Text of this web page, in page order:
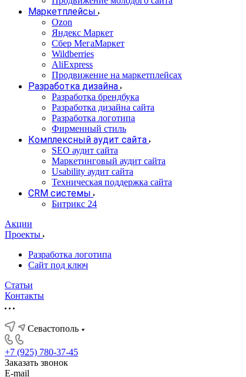
Маркетплейсы
Ozon
Яндекс Маркет
Сбер МегаМаркет
Wildberries
AliExpress
Продвижение на маркетплейсах
Разработка дизайна
Разработка брендбука
Разработка дизайна сайта
Разработка логотипа
Фирменный стиль
Комплексный аудит сайта
SEO аудит сайта
Маркетинговый аудит сайта
Usability аудит сайта
Техническая поддержка сайта
CRM системы
Битрикс 24
Акции
Проекты
Разработка логотипа
Сайт под ключ
Статьи
Контакты
Севастополь
+7 (925) 780-37-45
Заказать звонок
E-mail